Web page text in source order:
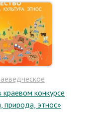
конкурсе
природа, этнос»